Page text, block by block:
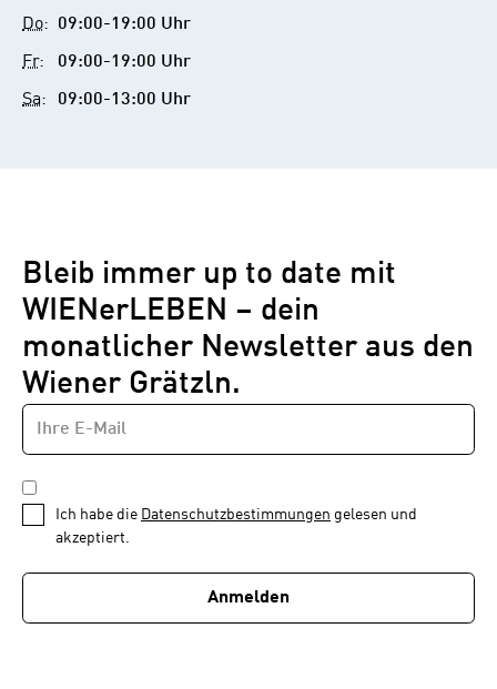
Do: 09:00-19:00 Uhr
Fr: 09:00-19:00 Uhr
Sa: 09:00-13:00 Uhr
Bleib immer up to date mit
WIENerLEBEN – dein
monatlicher Newsletter aus den
Wiener Grätzln.
Newsletter
1
von
E-
MAIL-
ADRESSE
DATENSCHUTZBESTIMMUNGEN
*
Ich habe die Datenschutzbestimmungen gelesen und
akzeptiert.
Anmelden